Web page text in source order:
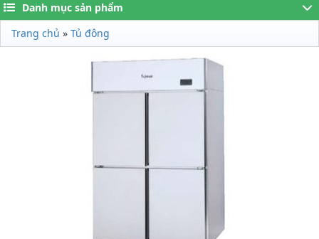
Danh mục sản phẩm
Trang chủ » Tủ đông